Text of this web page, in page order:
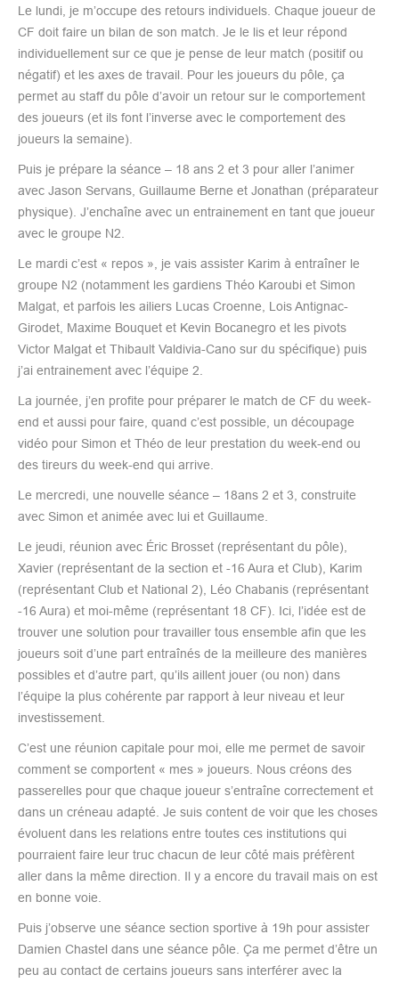
Le lundi, je m’occupe des retours individuels. Chaque joueur de
CF doit faire un bilan de son match. Je le lis et leur répond
individuellement sur ce que je pense de leur match (positif ou
négatif) et les axes de travail. Pour les joueurs du pôle, ça
permet au staff du pôle d’avoir un retour sur le comportement
des joueurs (et ils font l’inverse avec le comportement des
joueurs la semaine).
Puis je prépare la séance – 18 ans 2 et 3 pour aller l’animer
avec Jason Servans, Guillaume Berne et Jonathan (préparateur
physique). J’enchaîne avec un entrainement en tant que joueur
avec le groupe N2.
Le mardi c’est « repos », je vais assister Karim à entraîner le
groupe N2 (notamment les gardiens Théo Karoubi et Simon
Malgat, et parfois les ailiers Lucas Croenne, Lois Antignac-
Girodet, Maxime Bouquet et Kevin Bocanegro et les pivots
Victor Malgat et Thibault Valdivia-Cano sur du spécifique) puis
j’ai entrainement avec l’équipe 2.
La journée, j’en profite pour préparer le match de CF du week-
end et aussi pour faire, quand c’est possible, un découpage
vidéo pour Simon et Théo de leur prestation du week-end ou
des tireurs du week-end qui arrive.
Le mercredi, une nouvelle séance – 18ans 2 et 3, construite
avec Simon et animée avec lui et Guillaume.
Le jeudi, réunion avec Éric Brosset (représentant du pôle),
Xavier (représentant de la section et -16 Aura et Club), Karim
(représentant Club et National 2), Léo Chabanis (représentant
-16 Aura) et moi-même (représentant 18 CF). Ici, l’idée est de
trouver une solution pour travailler tous ensemble afin que les
joueurs soit d’une part entraînés de la meilleure des manières
possibles et d’autre part, qu’ils aillent jouer (ou non) dans
l’équipe la plus cohérente par rapport à leur niveau et leur
investissement.
C’est une réunion capitale pour moi, elle me permet de savoir
comment se comportent « mes » joueurs. Nous créons des
passerelles pour que chaque joueur s’entraîne correctement et
dans un créneau adapté. Je suis content de voir que les choses
évoluent dans les relations entre toutes ces institutions qui
pourraient faire leur truc chacun de leur côté mais préfèrent
aller dans la même direction. Il y a encore du travail mais on est
en bonne voie.
Puis j’observe une séance section sportive à 19h pour assister
Damien Chastel dans une séance pôle. Ça me permet d’être un
peu au contact de certains joueurs sans interférer avec la